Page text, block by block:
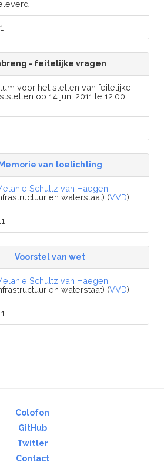
- feitelijke vragen
voor het stellen van feitelijke
op 14 juni 2011 te 12.00
Memorie van toelichting
Schultz van Haegen
en waterstaat) (VVD)
Voorstel van wet
Schultz van Haegen
en waterstaat) (VVD)
Colofon
GitHub
Twitter
Contact